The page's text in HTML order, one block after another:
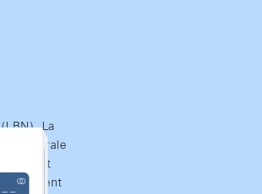
La
centrale
est
elle tient